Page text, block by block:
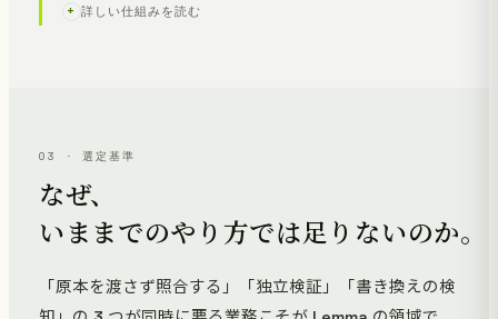
詳しい仕組みを読む
03 · 選定基準
なぜ、
いままでのやり方では足りないのか。
「原本を渡さず照合する」「独立検証」「書き換えの検